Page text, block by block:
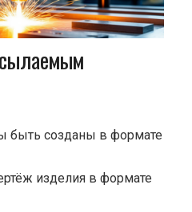
быть созданы в формате
изделия в формате